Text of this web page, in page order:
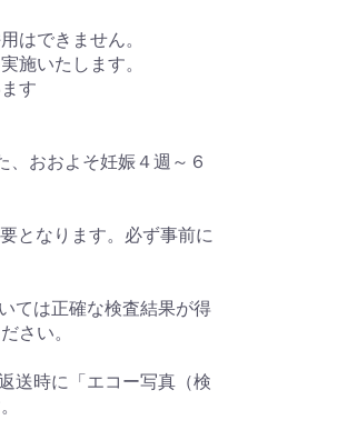
はできません。
施いたします。
す
おおよそ妊娠４週～６
となります。必ず事前に
ては正確な検査結果が得
さい。
送時に「エコー写真（検